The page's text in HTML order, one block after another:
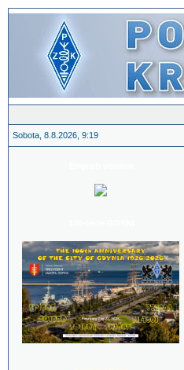
Sobota, 8.8.2026, 9:19